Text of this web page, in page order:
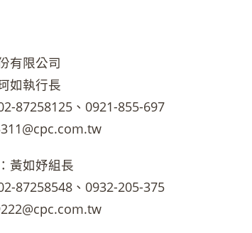
有限公司
如執行長
87258125、0921-855-697
黃如妤組長
87258548、0932-205-375